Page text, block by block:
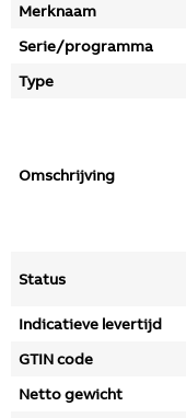
Merknaam
Serie/programma
Type
Omschrijving
Status
Indicatieve levertijd
GTIN code
Netto gewicht